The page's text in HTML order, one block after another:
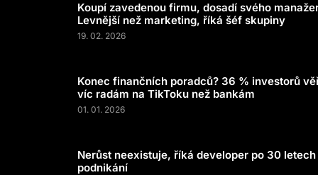
Koupí zavedenou firmu, dosadí svého
Levnější než marketing, říká šéf skupiny
19. 02. 2026
Konec finančních poradců? 36 % investorů
víc radám na TikToku než bankám
01. 01. 2026
Nerůst neexistuje, říká developer po 30 letech
podnikání